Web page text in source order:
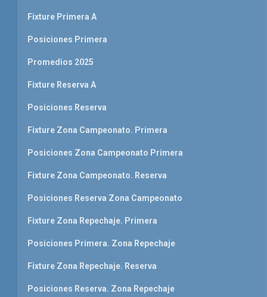
Fixture Primera A
Posiciones Primera
Promedios 2025
Fixture Reserva A
Posiciones Reserva
Fixture Zona Campeonato. Primera
Posiciones Zona Campeonato Primera
Fixture Zona Campeonato. Reserva
Posiciones Reserva Zona Campeonato
Fixture Zona Repechaje. Primera
Posiciones Primera. Zona Repechaje
Fixture Zona Repechaje. Reserva
Posiciones Reserva. Zona Repechaje